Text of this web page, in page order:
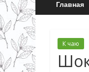
Главная
К чаю